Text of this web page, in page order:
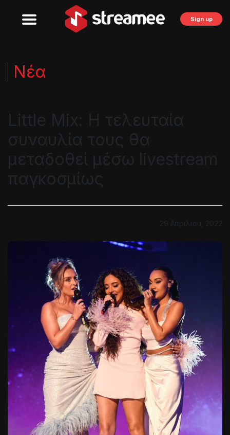
Sign up
Νέα
Little Mix: Η τελευταία
συναυλία τους θα
μεταδοθεί μέσω livestream
παγκοσμίως
29 Απριλίου, 2022